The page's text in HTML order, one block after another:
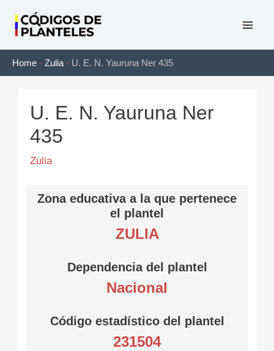
contenido
Home - Zulia - U. E. N. Yauruna Ner 435
U. E. N. Yauruna Ner
435
Zulia
Zona educativa a la que pertenece
el plantel
ZULIA
Dependencia del plantel
Nacional
Código estadístico del plantel
231504